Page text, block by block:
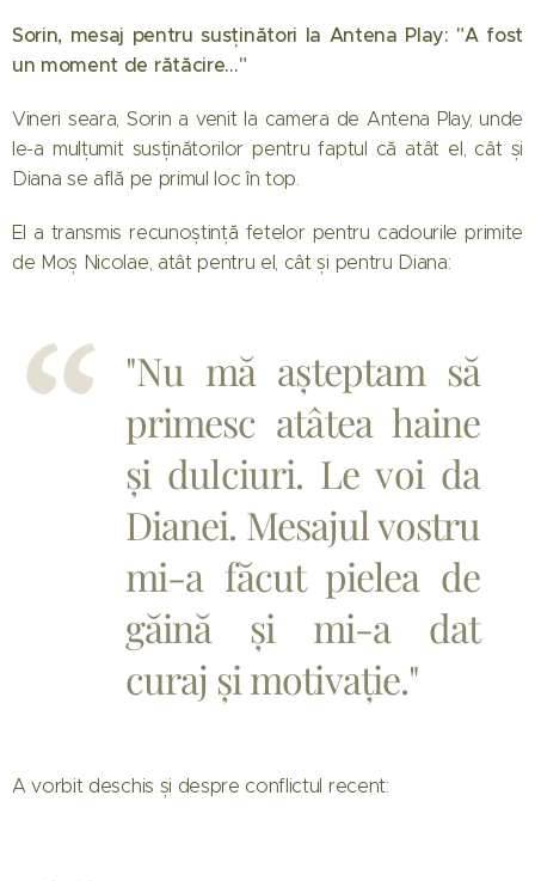
Sorin, mesaj pentru susținători la Antena Play: "A fost
un moment de rătăcire…"
Vineri seara, Sorin a venit la camera de Antena Play, unde
le-a mulțumit susținătorilor pentru faptul că atât el, cât și
Diana se află pe primul loc în top.
El a transmis recunoștință fetelor pentru cadourile primite
de Moș Nicolae, atât pentru el, cât și pentru Diana:
"Nu mă așteptam să
primesc atâtea haine
și dulciuri. Le voi da
Dianei. Mesajul vostru
mi-a făcut pielea de
găină și mi-a dat
curaj și motivație."
A vorbit deschis și despre conflictul recent: